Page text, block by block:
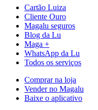
Cartão Luiza
Cliente Ouro
Magalu seguros
Blog da Lu
Maga +
WhatsApp da Lu
Todos os serviços
Comprar na loja
Vender no Magalu
Baixe o aplicativo